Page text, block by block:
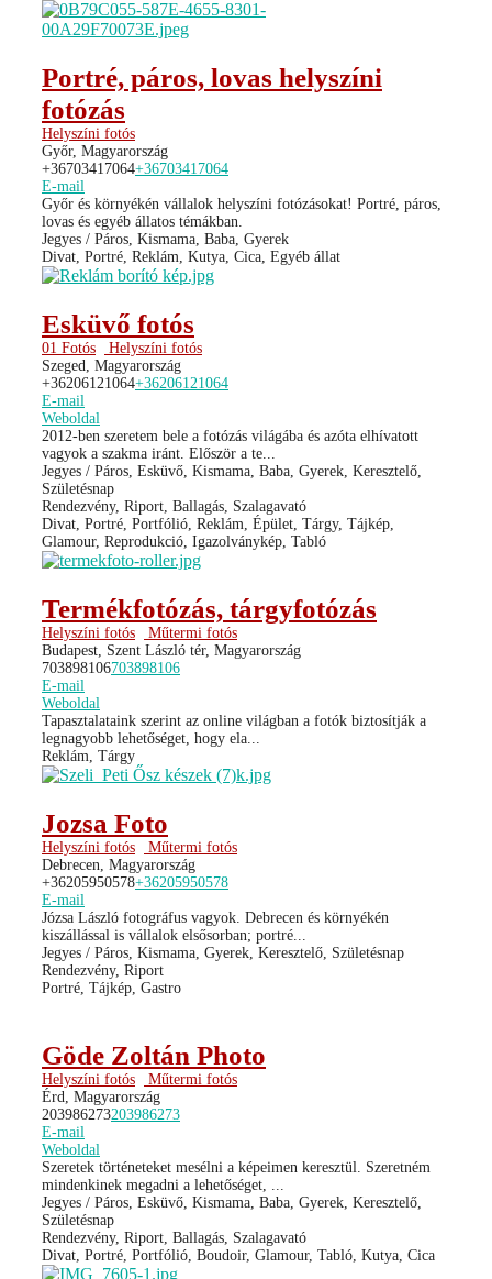
Portré, páros, lovas helyszíni
fotózás
Helyszíni fotós
Győr, Magyarország
+36703417064+36703417064
E-mail
Győr és környékén vállalok helyszíni fotózásokat! Portré, páros,
lovas és egyéb állatos témákban.
Jegyes / Páros, Kismama, Baba, Gyerek
Divat, Portré, Reklám, Kutya, Cica, Egyéb állat
Esküvő fotós
01 Fotós
Helyszíni fotós
Szeged, Magyarország
+36206121064+36206121064
E-mail
Weboldal
2012-ben szeretem bele a fotózás világába és azóta elhívatott
vagyok a szakma iránt. Először a te...
Jegyes / Páros, Esküvő, Kismama, Baba, Gyerek, Keresztelő,
Születésnap
Rendezvény, Riport, Ballagás, Szalagavató
Divat, Portré, Portfólió, Reklám, Épület, Tárgy, Tájkép,
Glamour, Reprodukció, Igazolványkép, Tabló
Termékfotózás, tárgyfotózás
Helyszíni fotós
Műtermi fotós
Budapest, Szent László tér, Magyarország
703898106703898106
E-mail
Weboldal
Tapasztalataink szerint az online világban a fotók biztosítják a
legnagyobb lehetőséget, hogy ela...
Reklám, Tárgy
Jozsa Foto
Helyszíni fotós
Műtermi fotós
Debrecen, Magyarország
+36205950578+36205950578
E-mail
Józsa László fotográfus vagyok. Debrecen és környékén
kiszállással is vállalok elsősorban; portré...
Jegyes / Páros, Kismama, Gyerek, Keresztelő, Születésnap
Rendezvény, Riport
Portré, Tájkép, Gastro
Göde Zoltán Photo
Helyszíni fotós
Műtermi fotós
Érd, Magyarország
203986273203986273
E-mail
Weboldal
Szeretek történeteket mesélni a képeimen keresztül. Szeretném
mindenkinek megadni a lehetőséget, ...
Jegyes / Páros, Esküvő, Kismama, Baba, Gyerek, Keresztelő,
Születésnap
Rendezvény, Riport, Ballagás, Szalagavató
Divat, Portré, Portfólió, Boudoir, Glamour, Tabló, Kutya, Cica